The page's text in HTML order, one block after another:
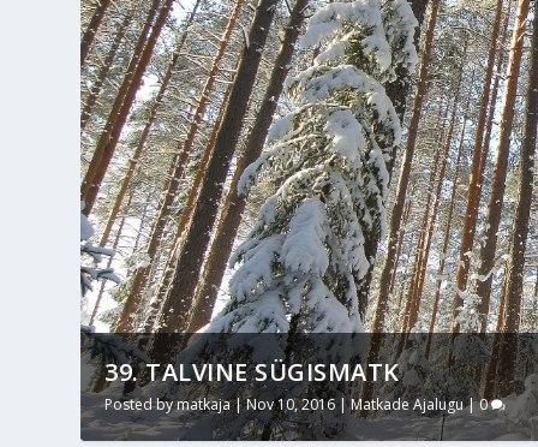
39. TALVINE SÜGISMATK
Posted bymatkaja|Nov 10, 2016|Matkade Ajalugu|0